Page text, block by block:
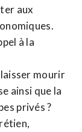
aux
à la
mourir
ainsi que la
privés ?